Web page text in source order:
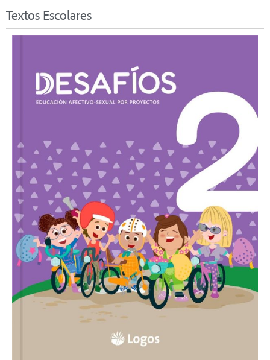
Textos Escolares